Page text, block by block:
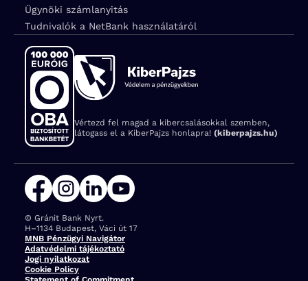
Ügynöki számlanyitás
Tudnivalók a NetBank használatáról
Vértezd fel magad a kibercsalásokkal szemben,
látogass el a KiberPajzs honlapra! (kiberpajzs.hu)
© Gránit Bank Nyrt.
Cím:
H–1134 Budapest, Váci út 17
MNB Pénzügyi Navigátor
Adatvédelmi tájékoztató
Jogi nyilatkozat
Cookie Policy